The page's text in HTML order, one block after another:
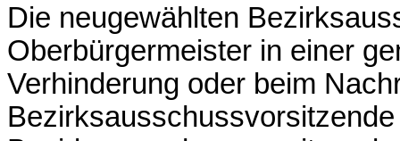
Die neugewählten
Oberbürgermeister in einer
Verhinderung oder beim